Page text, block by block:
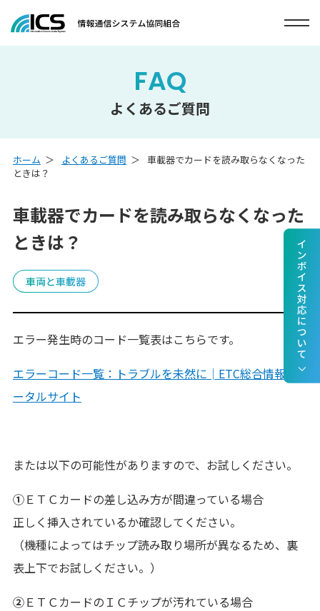
FAQ
よくあるご質問
ホーム よくあるご質問
車載器でカードを読み取らなくなった
ときは？
車載器でカードを読み取らなくなった
ときは？
車両と車載器
エラー発生時のコード一覧表はこちらです。
エラーコード一覧：トラブルを未然に│ETC総合情報ポ
ータルサイト
または以下の可能性がありますので、お試しください。
①ＥＴＣカードの差し込み方が間違っている場合
正しく挿入されているか確認してください。
（機種によってはチップ読み取り場所が異なるため、裏
表上下でお試しください。）
②ＥＴＣカードのＩＣチップが汚れている場合